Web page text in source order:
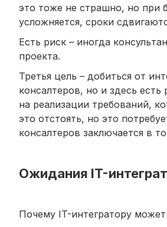
это тоже не страшно, но при
усложняется, сроки
Есть риск – иногда
проекта.
Третья цель – добиться от
консалтеров, но и здесь
на реализации требований,
это отстоять, но это
консалтеров заключается в
Ожидания IT-
Почему IT-интегратору